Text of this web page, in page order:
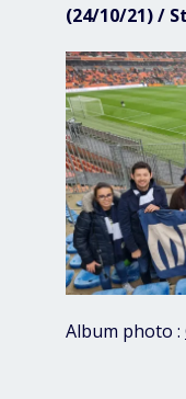
(24/10/21) /
Album photo :